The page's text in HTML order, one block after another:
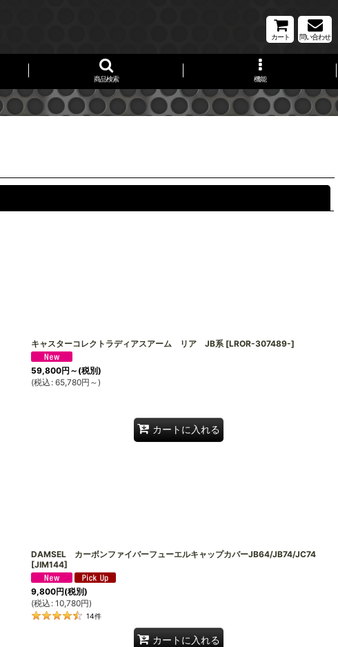
カート 問い合わせ
商品検索 機能
キャスターコレクトラディアスアーム リア JB系 [LROR-307489-]
59,800円 ～ (税別)
(税込 : 65,780円 ～)
カートに入れる
DAMSEL カーボンファイバーフューエルキャップカバーJB64/JB74/JC74
[JIM144]
9,800円(税別)
(税込 : 10,780円)
14件
カートに入れる